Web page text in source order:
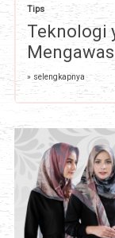
Tips
Teknologi
» selengkapnya